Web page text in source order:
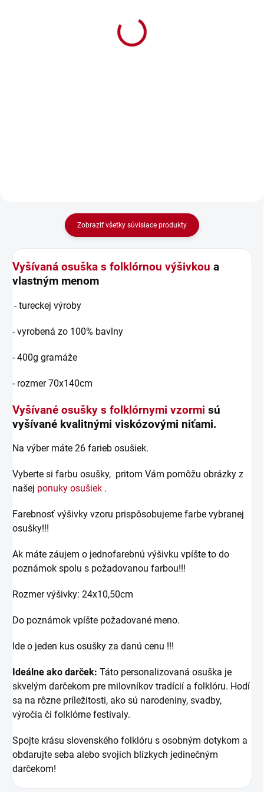
Zobraziť všetky súvisiace produkty
Vyšívaná osuška s folklórnou výšivkou a
vlastným menom
- tureckej výroby
- vyrobená zo 100% bavlny
- 400g gramáže
- rozmer 70x140cm
Vyšívané osušky s folklórnymi vzormi sú
vyšívané kvalitnými viskózovými niťami.
Na výber máte 26 farieb osušiek.
Vyberte si farbu osušky, pritom Vám pomôžu obrázky z
našej ponuky osušiek .
Farebnosť výšivky vzoru prispôsobujeme farbe vybranej
osušky!!!
Ak máte záujem o jednofarebnú výšivku vpíšte to do
poznámok spolu s požadovanou farbou!!!
Rozmer výšivky: 24x10,50cm
Do poznámok vpíšte požadované meno.
Ide o jeden kus osušky za danú cenu !!!
Ideálne ako darček: Táto personalizovaná osuška je
skvelým darčekom pre milovníkov tradícií a folklóru. Hodí
sa na rôzne príležitosti, ako sú narodeniny, svadby,
výročia či folklórne festivaly.
Spojte krásu slovenského folklóru s osobným dotykom a
obdarujte seba alebo svojich blízkych jedinečným
darčekom!